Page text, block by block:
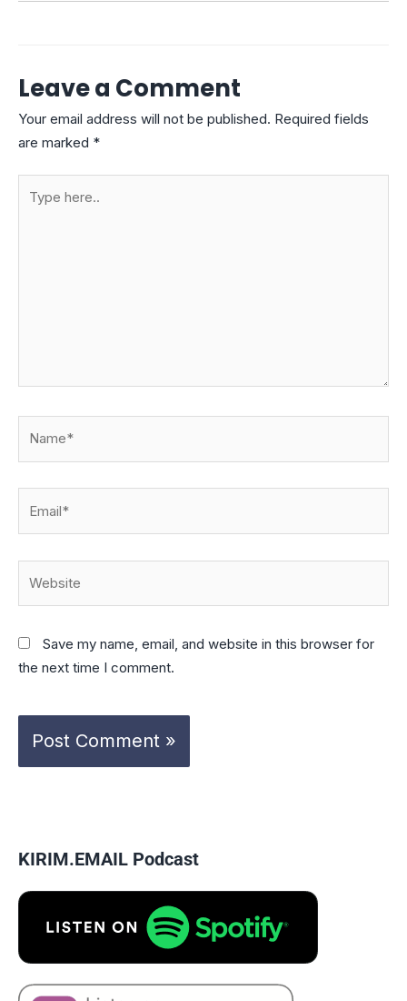
Leave a Comment
Your email address will not be published. Required fields
are marked *
here..
Save my name, email, and website in this browser for
the next time I comment.
KIRIM.EMAIL Podcast